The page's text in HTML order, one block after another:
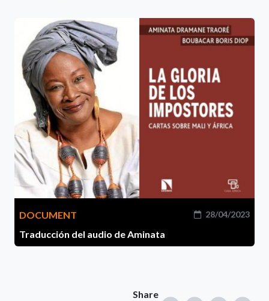
DOCUMENT 28/04/2023
Traducción del audio de Aminata
Share